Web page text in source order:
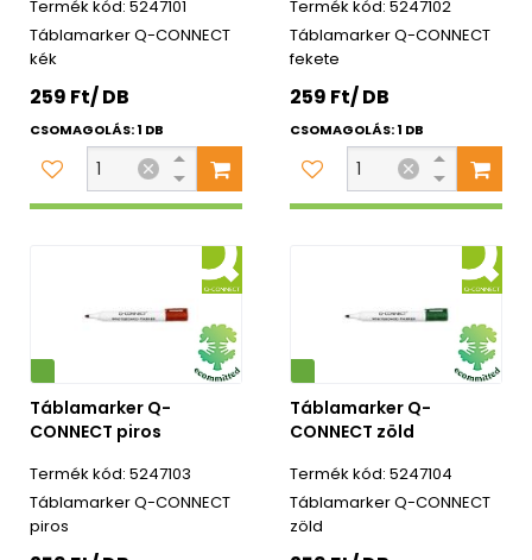
5247101
Táblamarker Q-CONNECT
kék
259 Ft/ DB
CSOMAGOLÁS: 1 DB
5247102
Táblamarker Q-CONNECT
fekete
259 Ft/ DB
CSOMAGOLÁS: 1 DB
Táblamarker Q-
CONNECT piros
5247103
Táblamarker Q-CONNECT
piros
Környezetbarát
Táblamarker Q-
CONNECT zöld
5247104
Táblamarker Q-CONNECT
zöld